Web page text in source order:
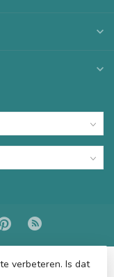
verbeteren. Is dat